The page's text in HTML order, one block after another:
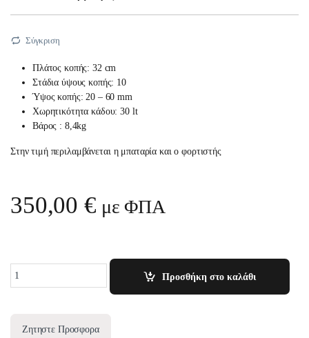
Σύγκριση
Πλάτος κοπής: 32 cm
Στάδια ύψους κοπής: 10
Ύψος κοπής: 20 – 60 mm
Χωρητικότητα κάδου: 30 lt
Βάρος : 8,4kg
Στην τιμή περιλαμβάνεται η μπαταρία και ο φορτιστής
350,00€ με ΦΠΑ
Προσθήκη στο καλάθι
Ζητηστε Προσφορα